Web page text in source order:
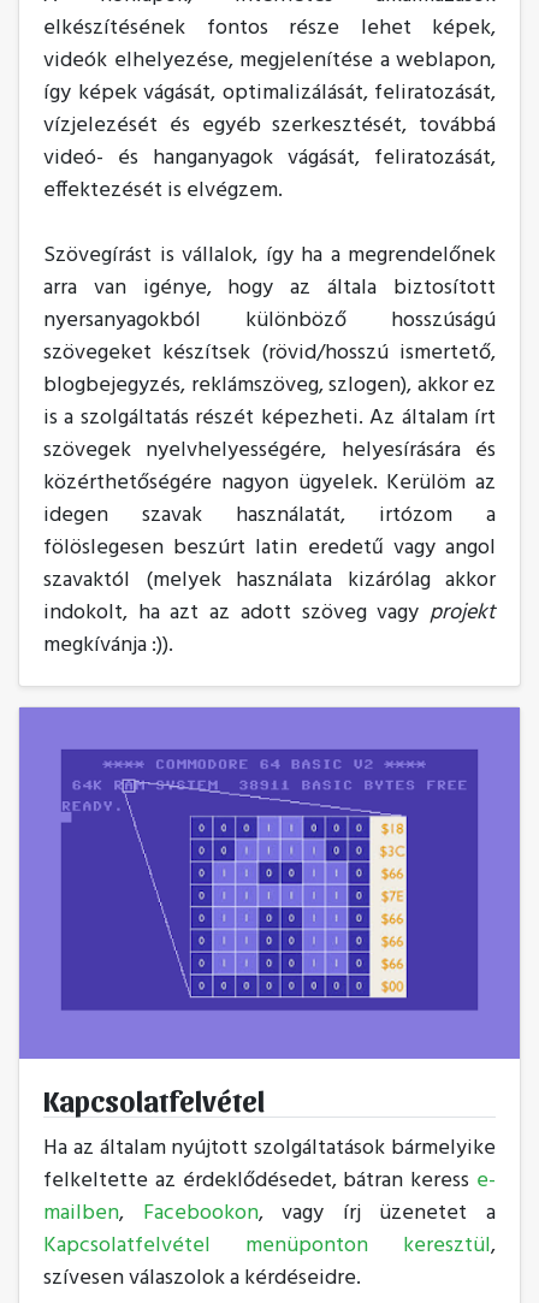
elkészítésének fontos része lehet képek,
videók elhelyezése, megjelenítése a weblapon,
így képek vágását, optimalizálását, feliratozását,
vízjelezését és egyéb szerkesztését, továbbá
videó- és hanganyagok vágását, feliratozását,
effektezését is elvégzem.
Szövegírást is vállalok, így ha a megrendelőnek
arra van igénye, hogy az általa biztosított
nyersanyagokból különböző hosszúságú
szövegeket készítsek (rövid/hosszú ismertető,
blogbejegyzés, reklámszöveg, szlogen), akkor ez
is a szolgáltatás részét képezheti. Az általam írt
szövegek nyelvhelyességére, helyesírására és
közérthetőségére nagyon ügyelek. Kerülöm az
idegen szavak használatát, irtózom a
fölöslegesen beszúrt latin eredetű vagy angol
szavaktól (melyek használata kizárólag akkor
indokolt, ha azt az adott szöveg vagy projekt
megkívánja :)).
Kapcsolatfelvétel
Ha az általam nyújtott szolgáltatások bármelyike
felkeltette az érdeklődésedet, bátran keress e-
mailben, Facebookon, vagy írj üzenetet a
Kapcsolatfelvétel menüponton keresztül,
szívesen válaszolok a kérdéseidre.